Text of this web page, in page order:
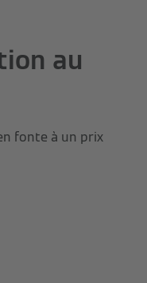
au
fonte à un prix